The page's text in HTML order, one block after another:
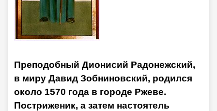
Преподобный Дионисий Радонежский,
в миру Давид Зобниновский, родился
около 1570 года в городе Ржеве.
Постриженик, а затем настоятель